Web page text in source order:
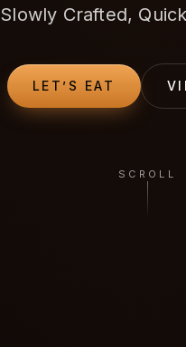
Slowly Crafted,
LET’S EAT
SCROLL